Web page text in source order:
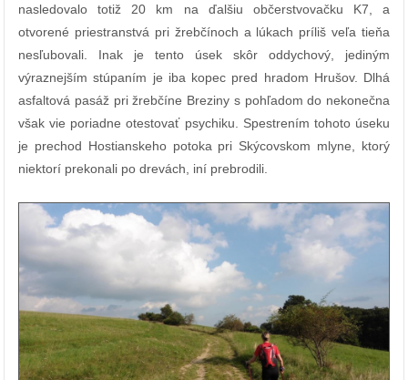
nasledovalo totiž 20 km na ďalšiu občerstvovačku K7, a
otvorené priestranstvá pri žrebčínoch a lúkach príliš veľa tieňa
nesľubovali. Inak je tento úsek skôr oddychový, jediným
výraznejším stúpaním je iba kopec pred hradom Hrušov. Dlhá
asfaltová pasáž pri žrebčíne Breziny s pohľadom do nekonečna
však vie poriadne otestovať psychiku. Spestrením tohoto úseku
je prechod Hostianskeho potoka pri Skýcovskom mlyne, ktorý
niektorí prekonali po drevách, iní prebrodili.